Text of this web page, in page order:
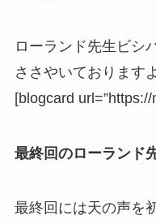
ローランド先生ビシ
ささやいております
[blogcard
最終回のローランド
最終回には天の声を